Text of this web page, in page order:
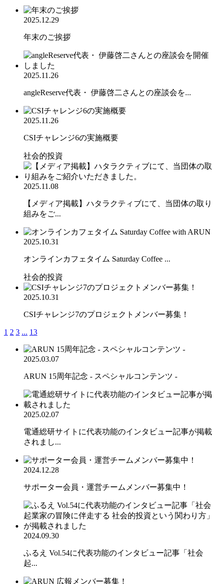
2025.12.29
年末のご挨拶
2025.11.26
angleReserve代表・ 伊藤啓二さんとの座談会を...
2025.11.26
CSIチャレンジ6の実施概要
社会的投資
2025.11.08
【メディア掲載】ハタラクティブにて、当団体の取り
組みをご...
2025.10.31
オンラインカフェタイム Saturday Coffee ...
社会的投資
2025.10.31
CSIチャレンジ7のプロジェクトメンバー募集！
1 2 3 ... 13
2025.03.07
ARUN 15周年記念 - スペシャルコンテンツ -
2025.02.07
電通総研サイトに代表功能のインタビュー記事が掲載
されまし...
2024.12.28
サポーター会員・運営チームメンバー募集中！
2024.09.30
ふるえ Vol.54に代表功能のインタビュー記事「社会
起...